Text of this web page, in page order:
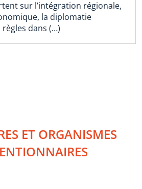
sur l’intégration régionale,
la diplomatie
dans (…)
ET ORGANISMES